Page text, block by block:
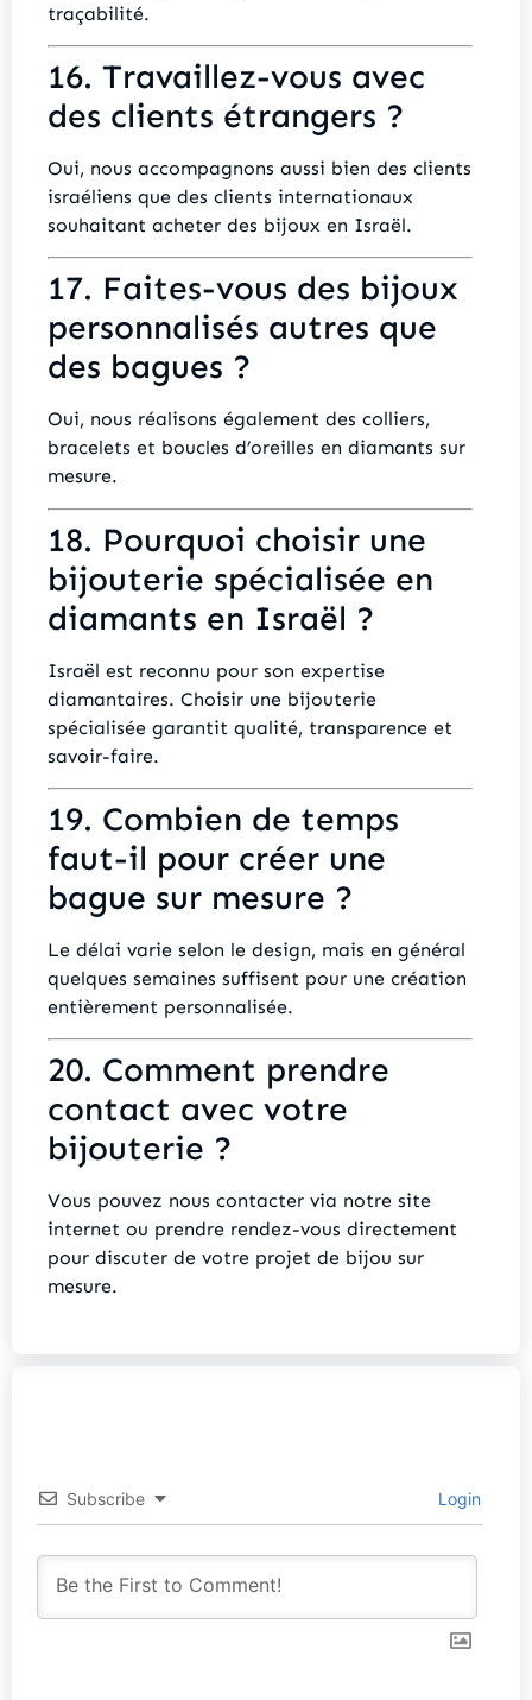
traçabilité.
16. Travaillez-vous avec
des clients étrangers ?
Oui, nous accompagnons aussi bien des clients
israéliens que des clients internationaux
souhaitant acheter des bijoux en Israël.
17. Faites-vous des bijoux
personnalisés autres que
des bagues ?
Oui, nous réalisons également des colliers,
bracelets et boucles d’oreilles en diamants sur
mesure.
18. Pourquoi choisir une
bijouterie spécialisée en
diamants en Israël ?
Israël est reconnu pour son expertise
diamantaires. Choisir une bijouterie
spécialisée garantit qualité, transparence et
savoir-faire.
19. Combien de temps
faut-il pour créer une
bague sur mesure ?
Le délai varie selon le design, mais en général
quelques semaines suffisent pour une création
entièrement personnalisée.
20. Comment prendre
contact avec votre
bijouterie ?
Vous pouvez nous contacter via notre site
internet ou prendre rendez-vous directement
pour discuter de votre projet de bijou sur
mesure.
Subscribe Login